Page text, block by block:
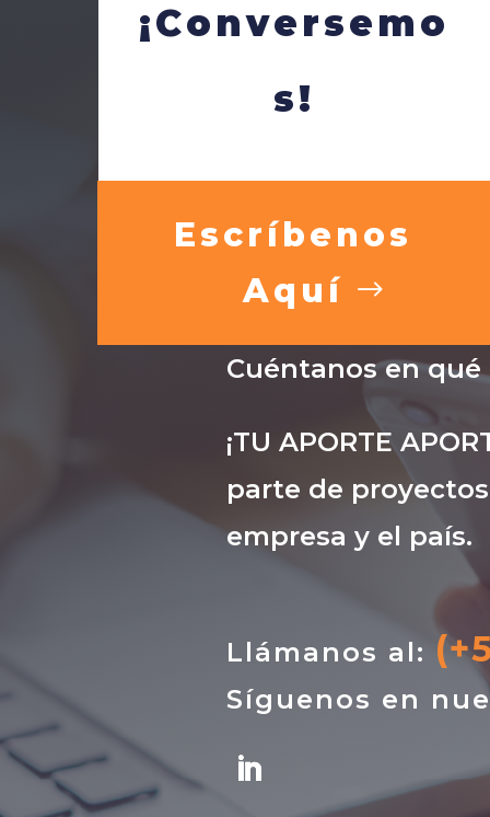
¡Conversemo
s!
Escríbenos
Aquí
Cuéntanos en
¡TU APORTE
parte de
empresa y el país.
Llámanos al:
Síguenos en